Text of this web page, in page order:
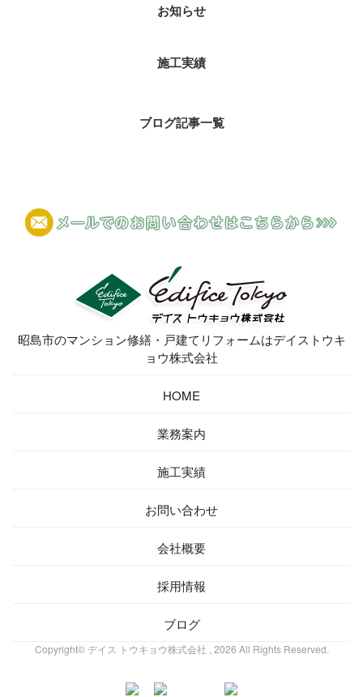
お知らせ
施工実績
ブログ記事一覧
昭島市のマンション修繕・戸建てリフォームはデイストウキ
ョウ株式会社
HOME
業務案内
施工実績
お問い合わせ
会社概要
採用情報
ブログ
Copyright© デイス トウキョウ株式会社 , 2026 All Rights Reserved.